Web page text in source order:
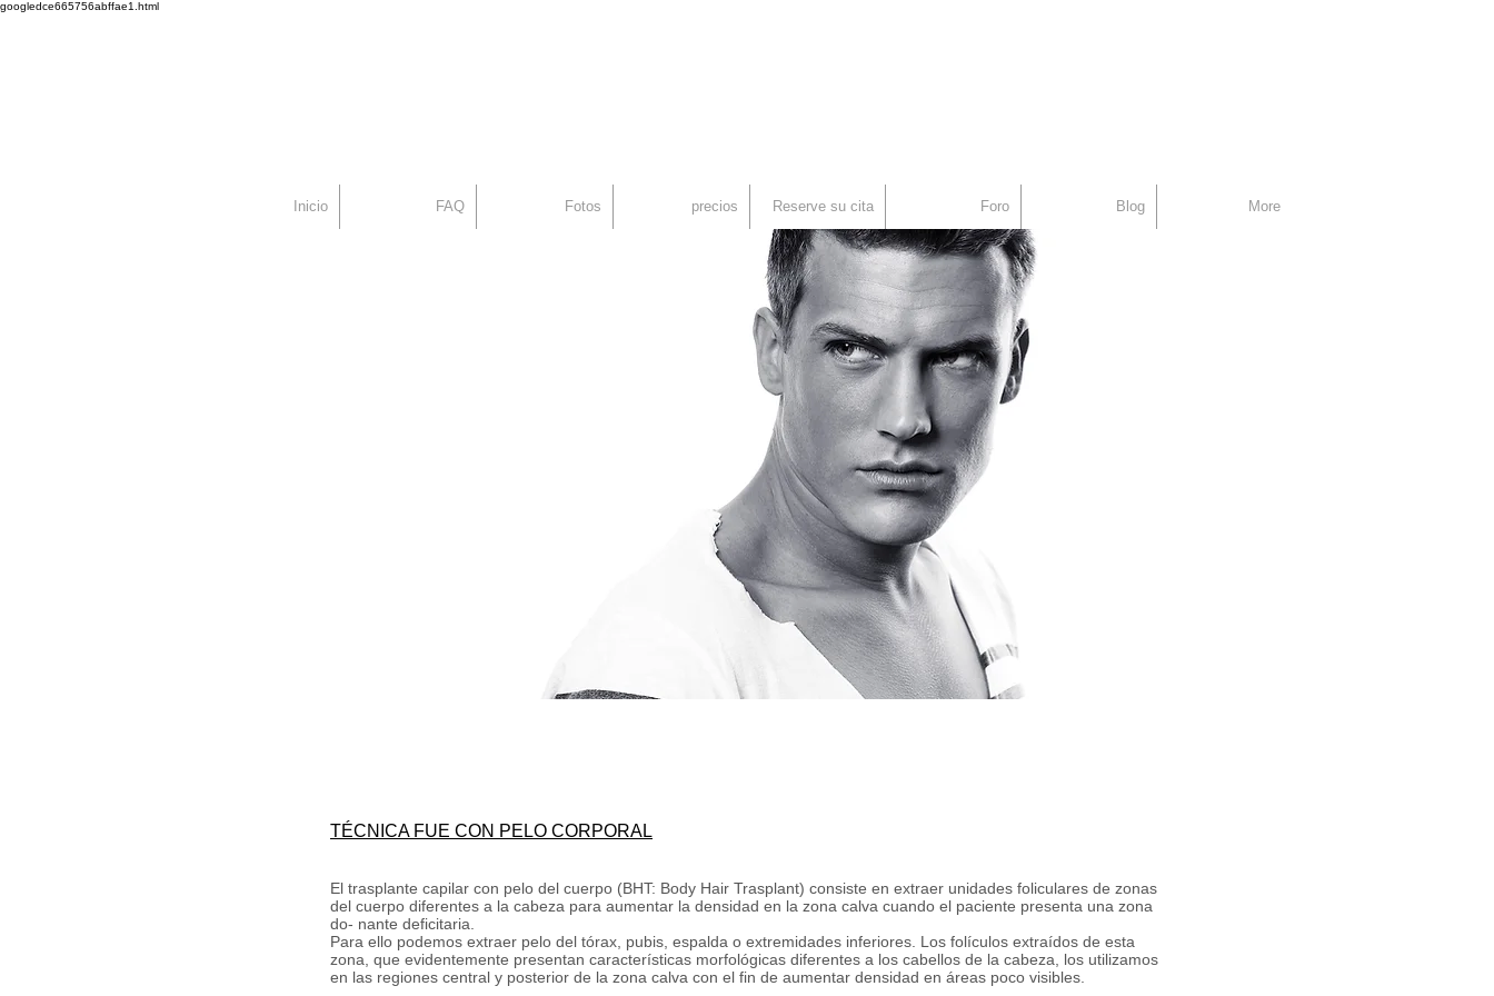
googledce665756abffae1.html
Inicio FAQ Fotos precios Reserve su cita Foro Blog More
TÉCNICA FUE CON PELO CORPORAL
El trasplante capilar con pelo del cuerpo (BHT: Body Hair Trasplant) consiste en extraer unidades foliculares de zonas
del cuerpo diferentes a la cabeza para aumentar la densidad en la zona calva cuando el paciente presenta una zona
do- nante deficitaria.
Para ello podemos extraer pelo del tórax, pubis, espalda o extremidades inferiores. Los folículos extraídos de esta
zona, que evidentemente presentan características morfológicas diferentes a los cabellos de la cabeza, los utilizamos
en las regiones central y posterior de la zona calva con el fin de aumentar densidad en áreas poco visibles.